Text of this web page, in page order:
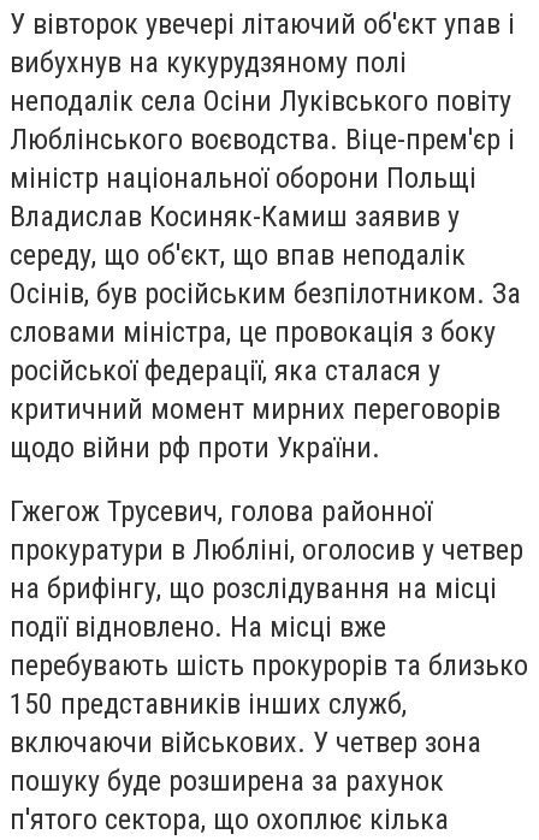
У вівторок увечері літаючий об'єкт упав і
вибухнув на кукурудзяному полі
неподалік села Осіни Луківського повіту
Люблінського воєводства. Віце-прем'єр і
міністр національної оборони Польщі
Владислав Косиняк-Камиш заявив у
середу, що об'єкт, що впав неподалік
Осінів, був російським безпілотником. За
словами міністра, це провокація з боку
російської федерації, яка сталася у
критичний момент мирних переговорів
щодо війни рф проти України.
Гжегож Трусевич, голова районної
прокуратури в Любліні, оголосив у четвер
на брифінгу, що розслідування на місці
події відновлено. На місці вже
перебувають шість прокурорів та близько
150 представників інших служб,
включаючи військових. У четвер зона
пошуку буде розширена за рахунок
п'ятого сектора, що охоплює кілька